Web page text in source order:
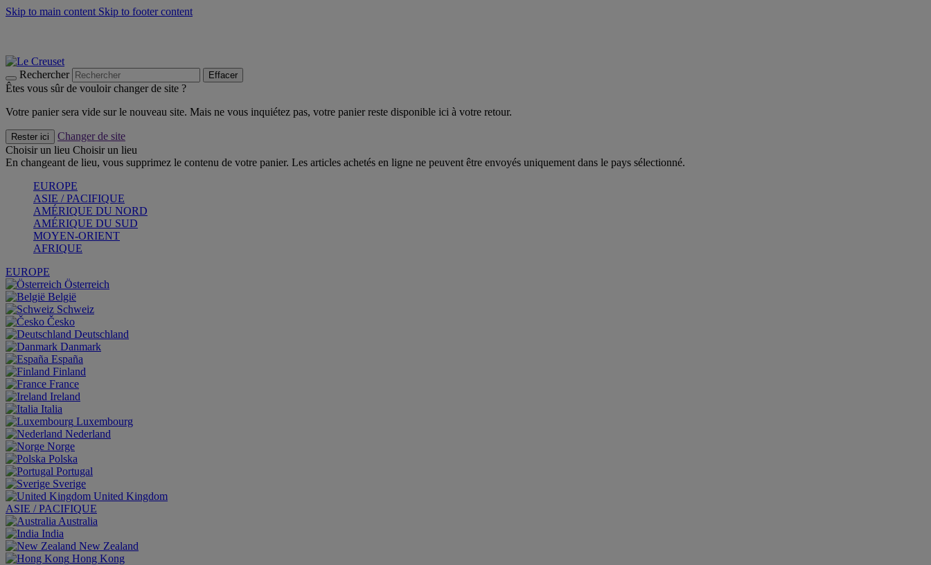
Skip to main content Skip to footer content
Rechercher Effacer
Êtes vous sûr de vouloir changer de site ?
Votre panier sera vide sur le nouveau site. Mais ne vous inquiétez pas, votre panier reste disponible ici à votre retour.
Rester ici
Changer de site
Choisir un lieu Choisir un lieu
En changeant de lieu, vous supprimez le contenu de votre panier. Les articles achetés en ligne ne peuvent être envoyés uniquement dans le pays sélectionné.
EUROPE
ASIE / PACIFIQUE
AMÉRIQUE DU NORD
AMÉRIQUE DU SUD
MOYEN-ORIENT
AFRIQUE
EUROPE
Österreich
België
Schweiz
Česko
Deutschland
Danmark
España
Finland
France
Ireland
Italia
Luxembourg
Nederland
Norge
Polska
Portugal
Sverige
United Kingdom
ASIE / PACIFIQUE
Australia
India
New Zealand
Hong Kong